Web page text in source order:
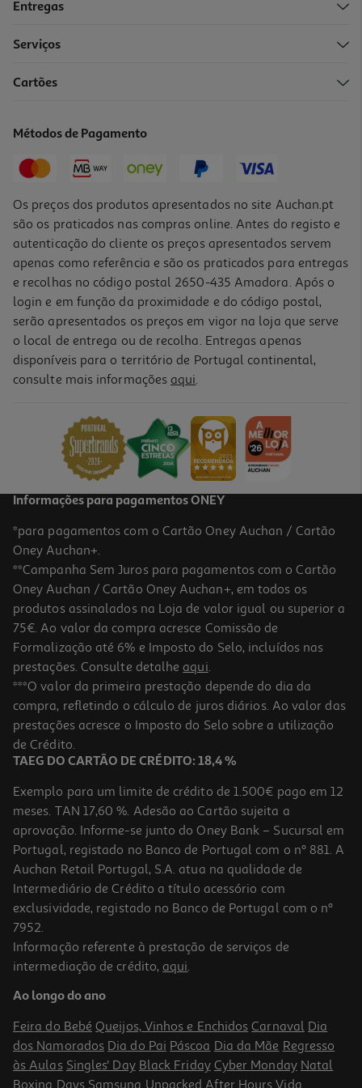
-10%
5,50 € PVP de editor
-10%
O Rato Renato Procura O Pai Natal
PVP de editor
-10%
5.0
Livro O Rato Renato 20 - Não Quer Ir De Férias
4.95 €/un
5,50 € PVP de editor
4,95 €
-10%
Livro O Rato Renato 5 - Porta-Se Mal
4.95 €/un
PVP de editor
4,95 €
Entregas
Serviços
Cartões
Métodos de Pagamento
Os preços dos produtos apresentados no site Auchan.pt
são os praticados nas compras online. Antes do registo e
autenticação do cliente os preços apresentados servem
apenas como referência e são os praticados para entregas
e recolhas no código postal 2650-435 Amadora. Após o
login e em função da proximidade e do código postal,
serão apresentados os preços em vigor na loja que serve
o local de entrega ou de recolha. Entregas apenas
disponíveis para o território de Portugal continental,
consulte mais informações aqui.
Informações para pagamentos ONEY
*para pagamentos com o Cartão Oney Auchan / Cartão
Oney Auchan+.
**Campanha Sem Juros para pagamentos com o Cartão
Oney Auchan / Cartão Oney Auchan+, em todos os
produtos assinalados na Loja de valor igual ou superior a
75€. Ao valor da compra acresce Comissão de
Formalização até 6% e Imposto do Selo, incluídos nas
prestações. Consulte detalhe aqui.
***O valor da primeira prestação depende do dia da
compra, refletindo o cálculo de juros diários. Ao valor das
prestações acresce o Imposto do Selo sobre a utilização
de Crédito.
TAEG DO CARTÃO DE CRÉDITO: 18,4 %
Exemplo para um limite de crédito de 1.500€ pago em 12
meses. TAN 17,60 %. Adesão ao Cartão sujeita a
aprovação. Informe-se junto do Oney Bank – Sucursal em
Portugal, registado no Banco de Portugal com o nº 881. A
Auchan Retail Portugal, S.A. atua na qualidade de
Intermediário de Crédito a título acessório com
exclusividade, registado no Banco de Portugal com o nº
7952.
Informação referente à prestação de serviços de
intermediação de crédito, aqui.
Ao longo do ano
Feira do Bebé Queijos, Vinhos e Enchidos Carnaval Dia
dos Namorados Dia do Pai Páscoa Dia da Mãe Regresso
às Aulas Singles' Day Black Friday Cyber Monday Natal
Boxing Days Samsung Unpacked After Hours Vida